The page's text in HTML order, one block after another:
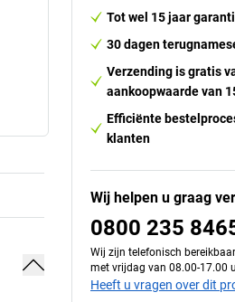
Tot wel 15 jaar
30 dagen
Verzending is gratis
aankoopwaarde van
Efficiënte
klanten
Wij helpen u graag
0800 235
Wij zijn telefonisch
met vrijdag van 08.00-17.00
Heeft u vragen over dit